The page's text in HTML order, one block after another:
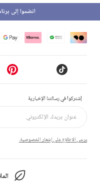
إشتركوا في رسالتنا الإخبارية
يرجى الاطلاع على إشعار الخصوصية.
انضموا إلى